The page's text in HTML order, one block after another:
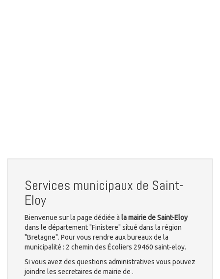
Services municipaux de Saint-
Eloy
Bienvenue sur la page dédiée à la mairie de Saint-Eloy
dans le département "Finistere" situé dans la région
"Bretagne". Pour vous rendre aux bureaux de la
municipalité : 2 chemin des Écoliers 29460 saint-eloy.
Si vous avez des questions administratives vous pouvez
joindre les secretaires de mairie de .